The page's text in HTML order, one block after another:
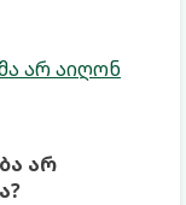
არ აიღონ
არ